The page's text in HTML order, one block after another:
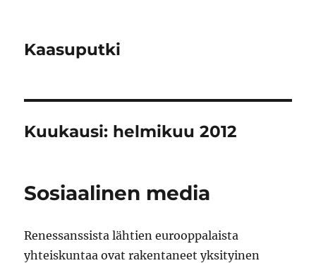
Kaasuputki
Kuukausi: helmikuu 2012
Sosiaalinen media
Renessanssista lähtien eurooppalaista
yhteiskuntaa ovat rakentaneet yksityinen